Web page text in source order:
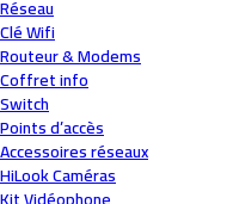
Réseau
Clé Wifi
Routeur & Modems
Coffret info
Switch
Points d’accès
Accessoires réseaux
HiLook Caméras